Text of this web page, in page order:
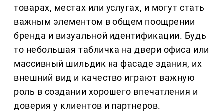
товарах, местах или услугах, и могут стать
важным элементом в общем поощрении
бренда и визуальной идентификации. Будь
то небольшая табличка на двери офиса или
массивный шильдик на фасаде здания, их
внешний вид и качество играют важную
роль в создании хорошего впечатления и
доверия у клиентов и партнеров.